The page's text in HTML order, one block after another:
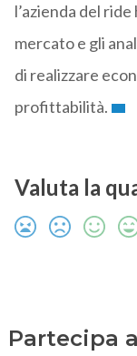
l’azienda del
mercato e gli
di realizzare
profittabilità.
Valuta la
Partecipa